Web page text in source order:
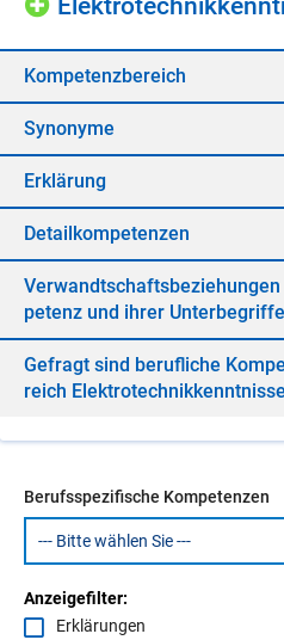
Kom­pe­tenz­be­reich
Syn­ony­me
Er­klä­rung
De­tail­kom­pe­ten­zen
pe­tenz und ih­rer Un­ter­be­grif­fe
Ge­fragt sind be­ruf­li­che
reich
Berufsspezifische Kompetenzen
Anzeigefilter:
Erklärungen